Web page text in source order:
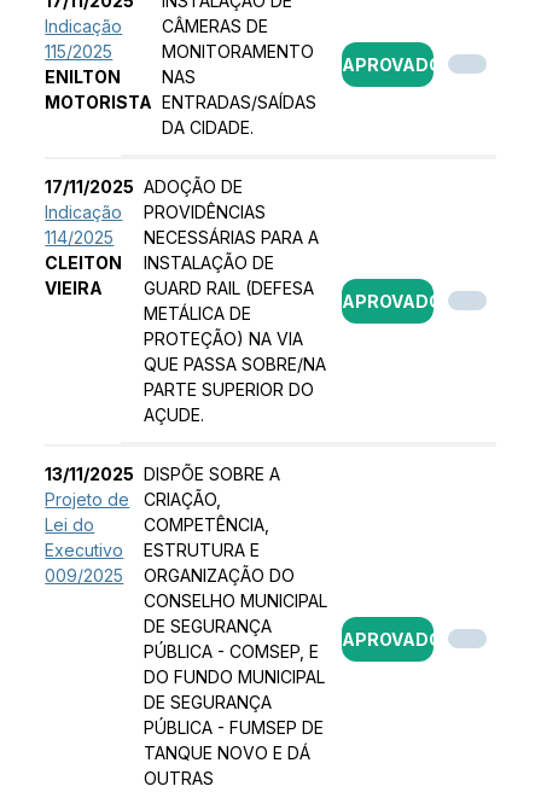
Indicação
115/2025
ENILTON
MOTORISTA
CÂMERAS DE
MONITORAMENTO
NAS
ENTRADAS/SAÍDAS
DA CIDADE.
APROVADO
17/11/2025
Indicação
114/2025
CLEITON
VIEIRA
ADOÇÃO DE
PROVIDÊNCIAS
NECESSÁRIAS PARA A
INSTALAÇÃO DE
GUARD RAIL (DEFESA
METÁLICA DE
PROTEÇÃO) NA VIA
QUE PASSA SOBRE/NA
PARTE SUPERIOR DO
AÇUDE.
APROVADO
13/11/2025
Projeto de
Lei do
Executivo
009/2025
DISPÕE SOBRE A
CRIAÇÃO,
COMPETÊNCIA,
ESTRUTURA E
ORGANIZAÇÃO DO
CONSELHO MUNICIPAL
DE SEGURANÇA
PÚBLICA - COMSEP, E
DO FUNDO MUNICIPAL
DE SEGURANÇA
PÚBLICA - FUMSEP DE
TANQUE NOVO E DÁ
OUTRAS
APROVADO